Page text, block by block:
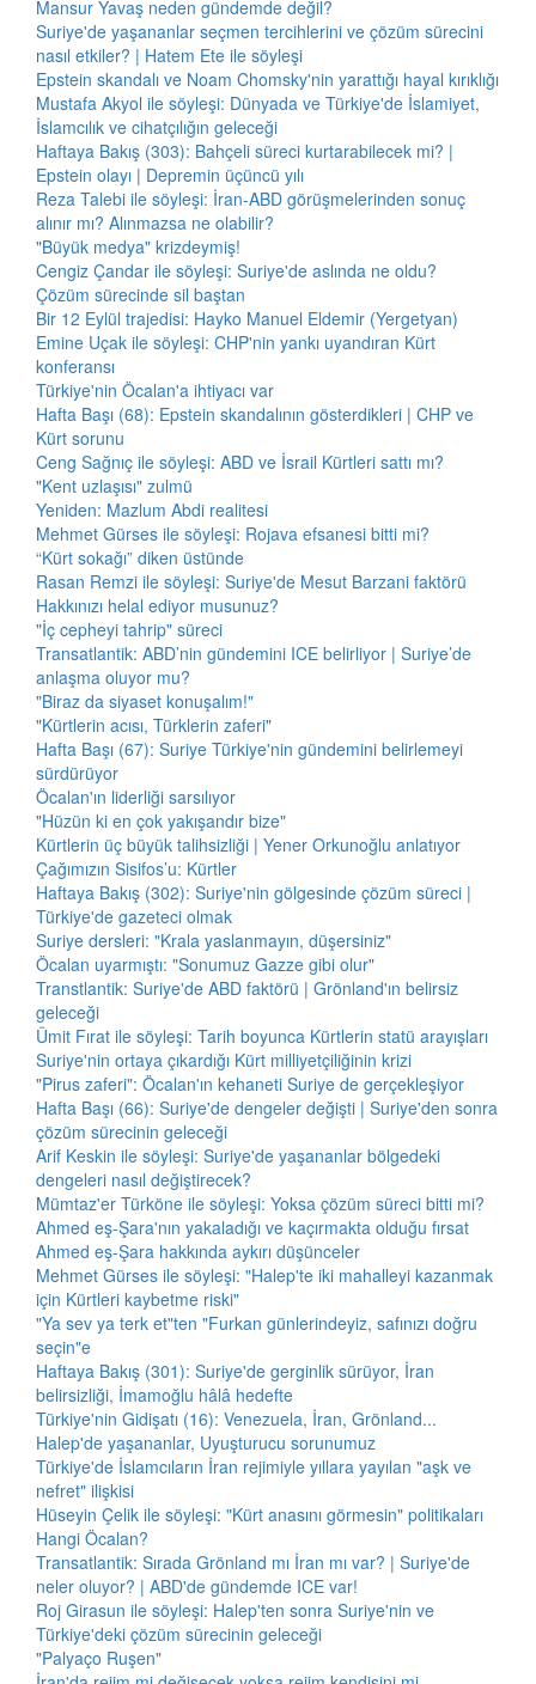
Mansur Yavaş neden gündemde değil?
Suriye'de yaşananlar seçmen tercihlerini ve çözüm sürecini
nasıl etkiler? | Hatem Ete ile söyleşi
Epstein skandalı ve Noam Chomsky'nin yarattığı hayal kırıklığı
Mustafa Akyol ile söyleşi: Dünyada ve Türkiye'de İslamiyet,
İslamcılık ve cihatçılığın geleceği
Haftaya Bakış (303): Bahçeli süreci kurtarabilecek mi? |
Epstein olayı | Depremin üçüncü yılı
Reza Talebi ile söyleşi: İran-ABD görüşmelerinden sonuç
alınır mı? Alınmazsa ne olabilir?
"Büyük medya" krizdeymiş!
Cengiz Çandar ile söyleşi: Suriye'de aslında ne oldu?
Çözüm sürecinde sil baştan
Bir 12 Eylül trajedisi: Hayko Manuel Eldemir (Yergetyan)
Emine Uçak ile söyleşi: CHP'nin yankı uyandıran Kürt
konferansı
Türkiye'nin Öcalan'a ihtiyacı var
Hafta Başı (68): Epstein skandalının gösterdikleri | CHP ve
Kürt sorunu
Ceng Sağnıç ile söyleşi: ABD ve İsrail Kürtleri sattı mı?
"Kent uzlaşısı" zulmü
Yeniden: Mazlum Abdi realitesi
Mehmet Gürses ile söyleşi: Rojava efsanesi bitti mi?
“Kürt sokağı” diken üstünde
Rasan Remzi ile söyleşi: Suriye'de Mesut Barzani faktörü
Hakkınızı helal ediyor musunuz?
"İç cepheyi tahrip" süreci
Transatlantik: ABD’nin gündemini ICE belirliyor | Suriye’de
anlaşma oluyor mu?
"Biraz da siyaset konuşalım!"
"Kürtlerin acısı, Türklerin zaferi"
Hafta Başı (67): Suriye Türkiye'nin gündemini belirlemeyi
sürdürüyor
Öcalan'ın liderliği sarsılıyor
"Hüzün ki en çok yakışandır bize"
Kürtlerin üç büyük talihsizliği | Yener Orkunoğlu anlatıyor
Çağımızın Sisifos’u: Kürtler
Haftaya Bakış (302): Suriye'nin gölgesinde çözüm süreci |
Türkiye'de gazeteci olmak
Suriye dersleri: "Krala yaslanmayın, düşersiniz"
Öcalan uyarmıştı: "Sonumuz Gazze gibi olur"
Transtlantik: Suriye'de ABD faktörü | Grönland'ın belirsiz
geleceği
Ümit Fırat ile söyleşi: Tarih boyunca Kürtlerin statü arayışları
Suriye'nin ortaya çıkardığı Kürt milliyetçiliğinin krizi
"Pirus zaferi": Öcalan'ın kehaneti Suriye de gerçekleşiyor
Hafta Başı (66): Suriye'de dengeler değişti | Suriye'den sonra
çözüm sürecinin geleceği
Arif Keskin ile söyleşi: Suriye'de yaşananlar bölgedeki
dengeleri nasıl değiştirecek?
Mümtaz'er Türköne ile söyleşi: Yoksa çözüm süreci bitti mi?
Ahmed eş-Şara'nın yakaladığı ve kaçırmakta olduğu fırsat
Ahmed eş-Şara hakkında aykırı düşünceler
Mehmet Gürses ile söyleşi: "Halep'te iki mahalleyi kazanmak
için Kürtleri kaybetme riski"
"Ya sev ya terk et"ten "Furkan günlerindeyiz, safınızı doğru
seçin"e
Haftaya Bakış (301): Suriye'de gerginlik sürüyor, İran
belirsizliği, İmamoğlu hâlâ hedefte
Türkiye'nin Gidişatı (16): Venezuela, İran, Grönland...
Halep'de yaşananlar, Uyuşturucu sorunumuz
Türkiye'de İslamcıların İran rejimiyle yıllara yayılan "aşk ve
nefret" ilişkisi
Hüseyin Çelik ile söyleşi: "Kürt anasını görmesin" politikaları
Hangi Öcalan?
Transatlantik: Sırada Grönland mı İran mı var? | Suriye'de
neler oluyor? | ABD'de gündemde ICE var!
Roj Girasun ile söyleşi: Halep'ten sonra Suriye'nin ve
Türkiye'deki çözüm sürecinin geleceği
"Palyaço Ruşen"